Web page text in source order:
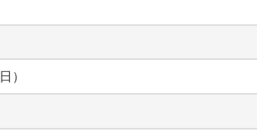
）